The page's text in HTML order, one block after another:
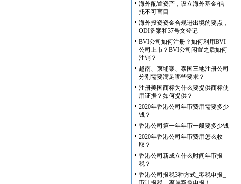
海外配置资产，设立海外基金/信
托不可盲目
海外投资资金合规进出境的要点，
ODI备案和37号文登记
BVI公司如何注册？如何利用BVI
公司上市？BVI公司闲置之后如何
注销？
越南、柬埔寨、泰国三地注册公司
分别需要满足哪些要求？
注册美国商标为什么要提供商标使
用证据？如何提供？
2020年香港公司年审费用需要多少
钱？
香港公司第一年年审一般要多少钱
2020年香港公司年审费用怎么收
取？
香港公司新成立什么时间年审报
税？
香港公司报税3种方式_零税申报_